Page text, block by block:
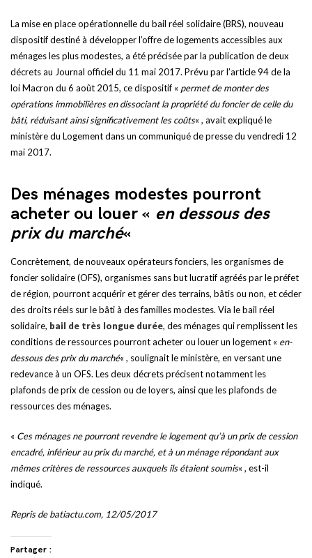
La mise en place opérationnelle du bail réel solidaire (BRS), nouveau
dispositif destiné à développer l’offre de logements accessibles aux
ménages les plus modestes, a été précisée par la publication de deux
décrets au Journal officiel du 11 mai 2017. Prévu par l’article 94 de la
loi Macron du 6 août 2015, ce dispositif « permet de monter des
opérations immobilières en dissociant la propriété du foncier de celle du
bâti, réduisant ainsi significativement les coûts« , avait expliqué le
ministère du Logement dans un communiqué de presse du vendredi 12
mai 2017.
Des ménages modestes pourront
acheter ou louer « en dessous des
prix du marché«
Concrètement, de nouveaux opérateurs fonciers, les organismes de
foncier solidaire (OFS), organismes sans but lucratif agréés par le préfet
de région, pourront acquérir et gérer des terrains, bâtis ou non, et céder
des droits réels sur le bâti à des familles modestes. Via le bail réel
solidaire, bail de très longue durée, des ménages qui remplissent les
conditions de ressources pourront acheter ou louer un logement « en-
dessous des prix du marché« , soulignait le ministère, en versant une
redevance à un OFS. Les deux décrets précisent notamment les
plafonds de prix de cession ou de loyers, ainsi que les plafonds de
ressources des ménages.
« Ces ménages ne pourront revendre le logement qu’à un prix de cession
encadré, inférieur au prix du marché, et à un ménage répondant aux
mêmes critères de ressources auxquels ils étaient soumis« , est-il
indiqué.
Repris de batiactu.com, 12/05/2017
Partager :